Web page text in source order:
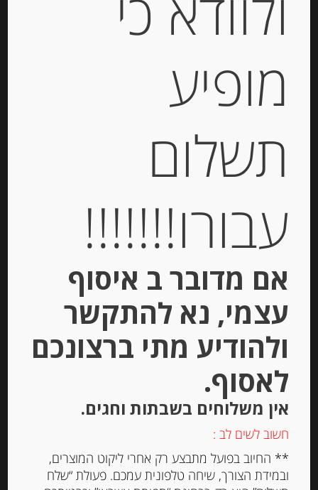
יחידות
גבינת קשקבל יוונית 200 גרם בפרוסות
מחיר ל 100 גרם: 13.00 ש"ח
הוספה לסל
מופיע
תשלום
עבורו!!!!!!!
אם מדובר ב איסוף
עצמי, נא להתקשר
ולהודיע מתי ברצונכם
לאסוף.
אין משלוחים בשבתות וחגים.
חשוב לשים לב :
** החיוב בפועל מתבצע רק אחרי ליקוט המוצרים,
ובמידת הצורך, שיחה טלפונית עמכם. פעולת “שלח